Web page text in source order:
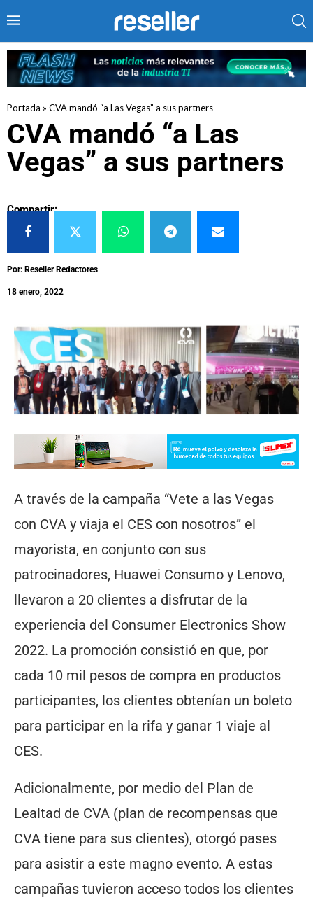
Portada » CVA mandó “a Las Vegas” a sus partners
CVA mandó “a Las
Vegas” a sus partners
Compartir:
Por: Reseller Redactores
18 enero, 2022
A través de la campaña “Vete a las Vegas
con CVA y viaja el CES con nosotros” el
mayorista, en conjunto con sus
patrocinadores, Huawei Consumo y Lenovo,
llevaron a 20 clientes a disfrutar de la
experiencia del Consumer Electronics Show
2022. La promoción consistió en que, por
cada 10 mil pesos de compra en productos
participantes, los clientes obtenían un boleto
para participar en la rifa y ganar 1 viaje al
CES.
Adicionalmente, por medio del Plan de
Lealtad de CVA (plan de recompensas que
CVA tiene para sus clientes), otorgó pases
para asistir a este magno evento. A estas
campañas tuvieron acceso todos los clientes